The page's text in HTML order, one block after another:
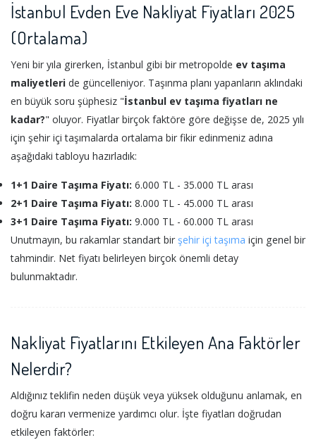
İstanbul Evden Eve Nakliyat Fiyatları 2025
(Ortalama)
Yeni bir yıla girerken, İstanbul gibi bir metropolde ev taşıma
maliyetleri de güncelleniyor. Taşınma planı yapanların aklındaki
en büyük soru şüphesiz "İstanbul ev taşıma fiyatları ne
kadar?" oluyor. Fiyatlar birçok faktöre göre değişse de, 2025 yılı
için şehir içi taşımalarda ortalama bir fikir edinmeniz adına
aşağıdaki tabloyu hazırladık:
1+1 Daire Taşıma Fiyatı: 6.000 TL - 35.000 TL arası
2+1 Daire Taşıma Fiyatı: 8.000 TL - 45.000 TL arası
3+1 Daire Taşıma Fiyatı: 9.000 TL - 60.000 TL arası
Unutmayın, bu rakamlar standart birşehir içi taşıma için genel bir
tahmindir. Net fiyatı belirleyen birçok önemli detay
bulunmaktadır.
Nakliyat Fiyatlarını Etkileyen Ana Faktörler
Nelerdir?
Aldığınız teklifin neden düşük veya yüksek olduğunu anlamak, en
doğru kararı vermenize yardımcı olur. İşte fiyatları doğrudan
etkileyen faktörler: